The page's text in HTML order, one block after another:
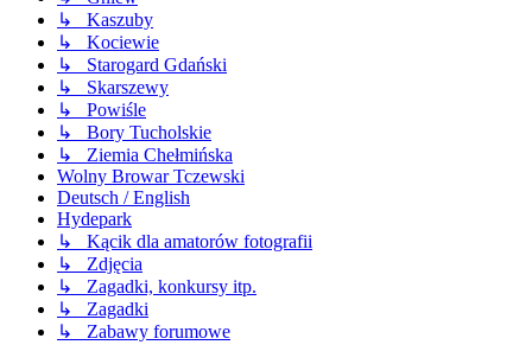
↳ Kaszuby
↳ Kociewie
↳ Starogard Gdański
↳ Skarszewy
↳ Powiśle
↳ Bory Tucholskie
↳ Ziemia Chełmińska
Wolny Browar Tczewski
Deutsch / English
Hydepark
↳ Kącik dla amatorów fotografii
↳ Zdjęcia
↳ Zagadki, konkursy itp.
↳ Zagadki
↳ Zabawy forumowe